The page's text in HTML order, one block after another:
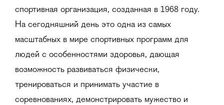
спортивная организация, созданная в 1968 году.
На сегодняшний день это одна из самых
масштабных в мире спортивных программ для
людей с особенностями здоровья, дающая
возможность развиваться физически,
тренироваться и принимать участие в
соревнованиях, демонстрировать мужество и